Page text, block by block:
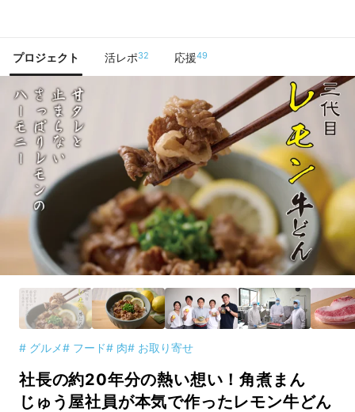
プロジェクト 活レポ32 応援49
# グルメ# フード# 肉# お取り寄せ
社長の約20年分の熱い想い！角煮まん
じゅう屋社員が本気で作ったレモン牛どん